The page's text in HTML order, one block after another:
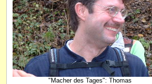
"Macher des Tages": Thomas